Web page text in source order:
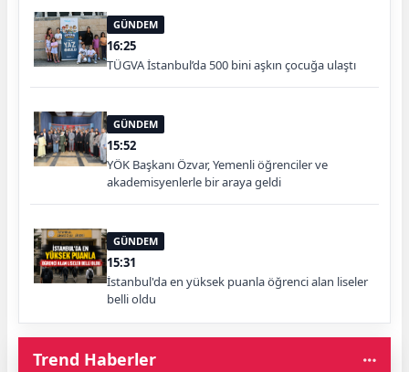
GÜNDEM
16:25
TÜGVA İstanbul’da 500 bini aşkın çocuğa ulaştı
GÜNDEM
15:52
YÖK Başkanı Özvar, Yemenli öğrenciler ve
akademisyenlerle bir araya geldi
GÜNDEM
15:31
İstanbul'da en yüksek puanla öğrenci alan liseler
belli oldu
Trend Haberler